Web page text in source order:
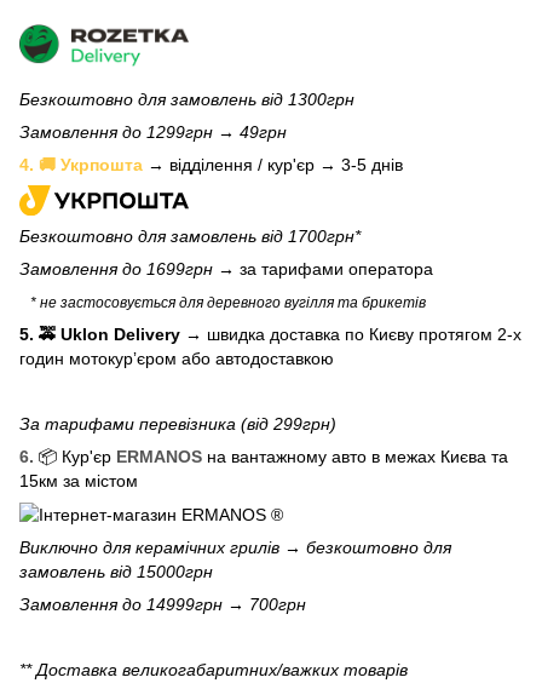
Безкоштовно для замовлень від 1300грн
Замовлення до 1299грн → 49грн
4. 🚚 Укрпошта → відділення / кур'єр → 3-5 днів
Безкоштовно для замовлень від 1700грн*
Замовлення до 1699грн → за тарифами оператора
* не застосовується для деревного вугілля та брикетів
5. 🚕 Uklon Delivery → швидка доставка по Києву протягом 2-х
годин мотокурʼєром або автодоставкою
За тарифами перевізника (від 299грн)
6. 📦 Кур'єр ERMANOS на вантажному авто в межах Києва та
15км за містом
Виключно длякерамічних грилів → безкоштовно для
замовлень від 15000грн
Замовлення до 14999грн → 700грн
** Доставка великогабаритних/важких товарів